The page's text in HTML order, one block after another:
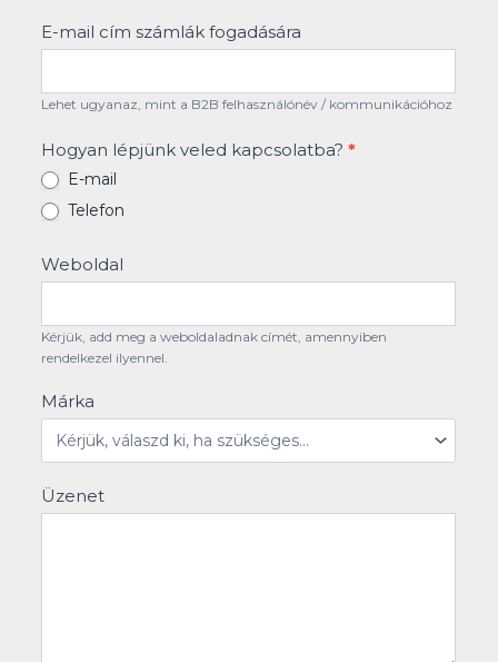
E-mail cím számlák fogadására
Lehet ugyanaz, mint a B2B felhasználónév / kommunikációhoz
Hogyan lépjünk veled kapcsolatba?*
E-mail
Telefon
Weboldal
Kérjük, add meg a weboldaladnak címét, amennyiben
rendelkezel ilyennel.
Márka
Üzenet